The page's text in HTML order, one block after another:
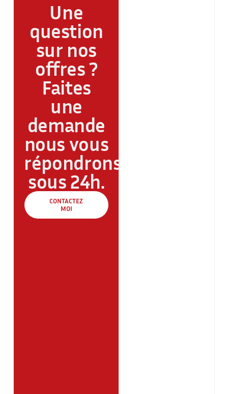
Une
question
sur nos
offres ?
Faites
une
demande
nous vous
répondrons
sous 24h.
CONTACTEZ
MOI